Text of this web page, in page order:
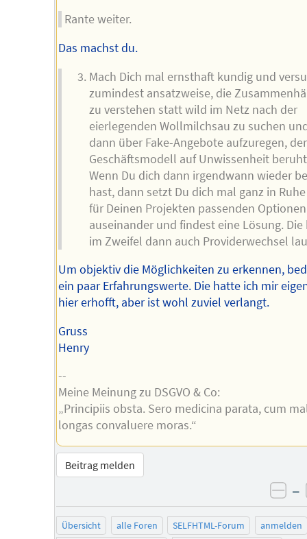
Rante weiter.
Das machst du.
Mach Dich mal ernsthaft kundig und
zumindest ansatzweise, die
zu verstehen statt wild im Netz nach der
eierlegenden Wollmilchsau zu suchen
dann über Fake-Angebote aufzuregen,
Geschäftsmodell auf Unwissenheit
Wenn Du dich dann irgendwann wieder
hast, dann setzt Du dich mal ganz in
für Deinen Projekten passenden Optionen
auseinander und findest eine Lösung. Die
im Zweifel dann auch Providerwechsel
Um objektiv die Möglichkeiten zu erkennen,
ein paar Erfahrungswerte. Die hatte ich mir
hier erhofft, aber ist wohl zuviel verlangt.
Gruss
Henry
--
Meine Meinung zu DSGVO & Co:
„Principiis obsta. Sero medicina parata, cum
longas convaluere moras.“
Beitrag melden
–
Übersicht alle Foren SELFHTML-Forum
anmelden